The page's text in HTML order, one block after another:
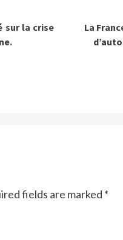
sur la crise
La
fields are marked *